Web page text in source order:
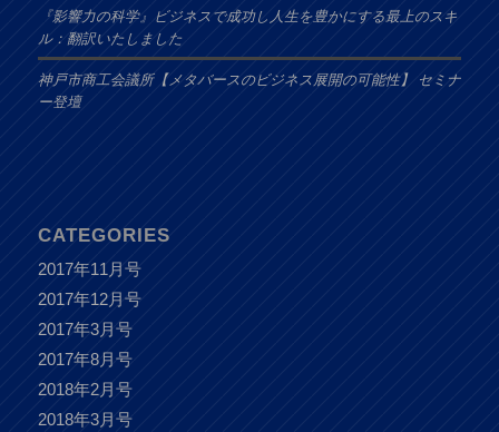
『影響力の科学』ビジネスで成功し人生を豊かにする最上のスキ
ル：翻訳いたしました
神戸市商工会議所【メタバースのビジネス展開の可能性】 セミナ
ー登壇
CATEGORIES
2017年11月号
2017年12月号
2017年3月号
2017年8月号
2018年2月号
2018年3月号